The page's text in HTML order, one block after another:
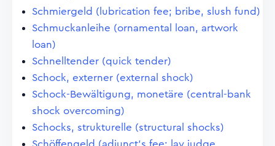
Schmiergeld (lubrication fee; bribe, slush fund)
Schmuckanleihe (ornamental loan, artwork
loan)
Schnelltender (quick tender)
Schock, externer (external shock)
Schock-Bewältigung, monetäre (central-bank
shock overcoming)
Schocks, strukturelle (structural shocks)
Schöffengeld (adjunct's fee; lay judge